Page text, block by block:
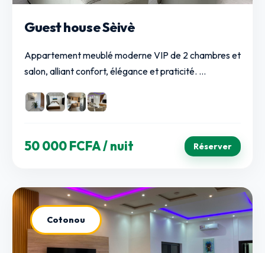
Guest house Sèivè
Appartement meublé moderne VIP de 2 chambres et
salon, alliant confort, élégance et praticité. ...
50 000 FCFA/ nuit Réserver
Cotonou